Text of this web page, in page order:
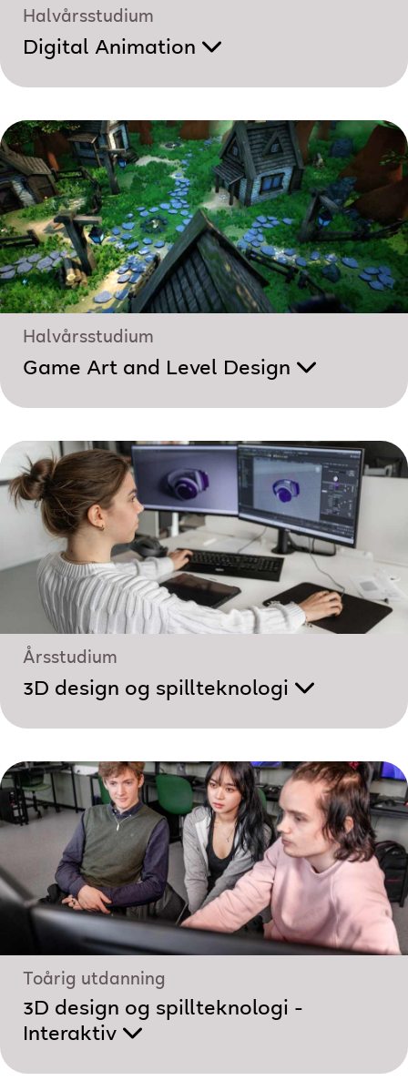
Halvårsstudium
Digital Animation
Halvårsstudium
Game Art and Level Design
Årsstudium
3D design og spillteknologi
Toårig utdanning
3D design og spillteknologi -
Interaktiv